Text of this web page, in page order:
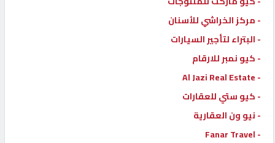
الدليل
القطري
POWERED
- مركز الخراشي للأسنان
- البتراء لتأجير السيارات
- كيو نمبر للارقام
- Al Jazi Real Estate
- كيو ستي للعقارات
- نيو ون العقارية
- Fanar Travel